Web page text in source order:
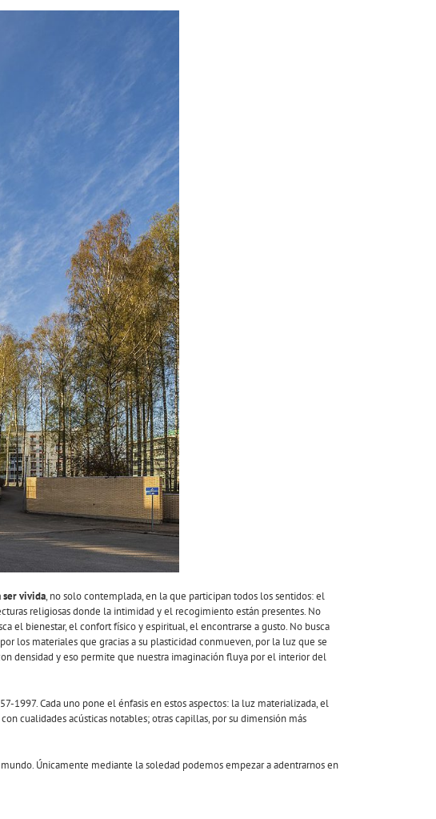
vivida, no solo contemplada, en la que participan todos los sentidos: el
religiosas donde la intimidad y el recogimiento están presentes. No
el bienestar, el confort físico y espiritual, el encontrarse a gusto. No busca
los materiales que gracias a su plasticidad conmueven, por la luz que se
densidad y eso permite que nuestra imaginación fluya por el interior del
Cada uno pone el énfasis en estos aspectos: la luz materializada, el
cualidades acústicas notables; otras capillas, por su dimensión más
Únicamente mediante la soledad podemos empezar a adentrarnos en